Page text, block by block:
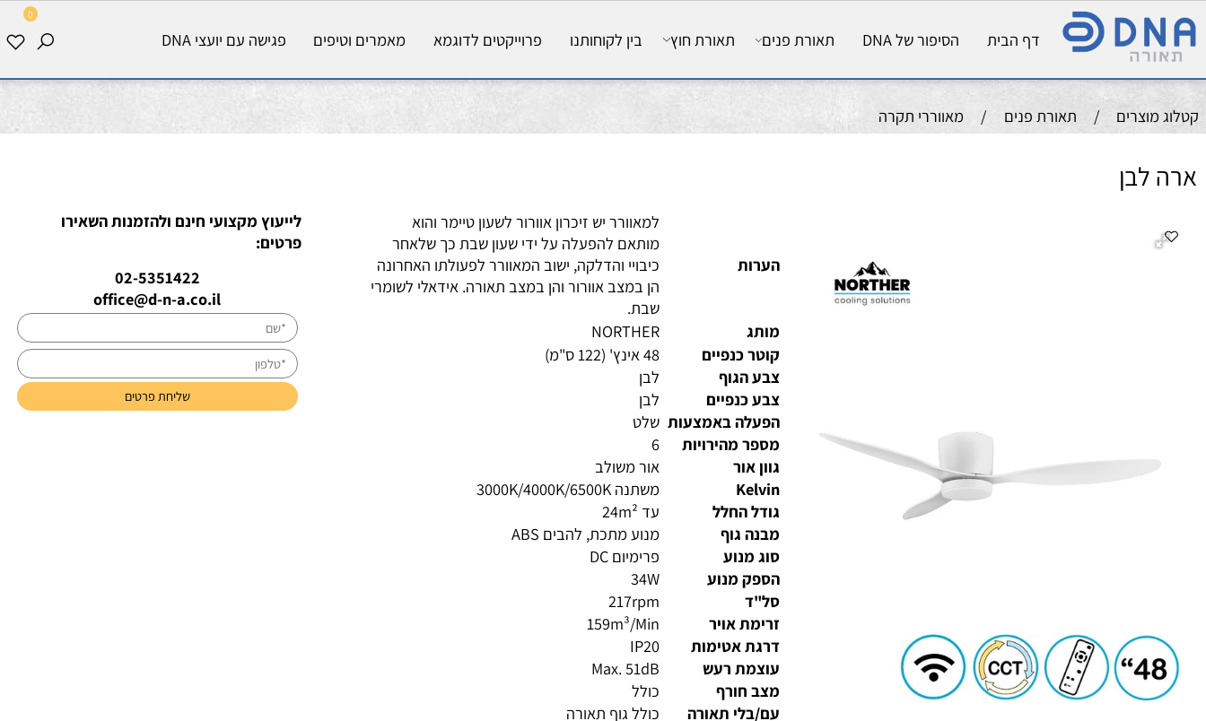
0
דף הבית הסיפור של DNA תאורת פנים תאורת חוץ בין לקוחותנו פרוייקטים לדוגמא מאמרים וטיפים פגישה עם יועצי DNA
/ תאורת פנים / מאווררי תקרה
הערות
למאוורר יש זיכרון אוורור לשעון טיימר והוא
מותאם להפעלה על ידי שעון שבת כך שלאחר
כיבויי והדלקה, ישוב המאוורר לפעולתו האחרונה
הן במצב אוורור והן במצב תאורה. אידאלי לשומרי
שבת.
מותג
NORTHER
קוטר כנפיים
צבע הגוף
צבע כנפיים
לבן
הפעלה באמצעות שלט
מספר מהירויות
גוון אור
אור משולב
Kelvin
משתנה 3000K/4000K/6500K
גודל החלל
מבנה גוף
מנוע מתכת, להבים ABS
סוג מנוע
פרימיום DC
הספק מנוע 34W
סל"ד
217rpm
זרימת אויר
159m³/Min
דרגת אטימות
IP20
עוצמת רעש
Max. 51dB
לייעוץ מקצועי חינם ולהזמנות השאירו
פרטים:
02-5351422
office@d-n-a.co.il